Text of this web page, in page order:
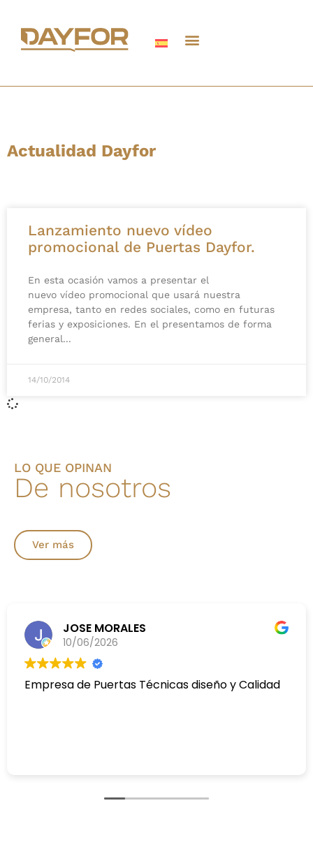
Actualidad Dayfor
Lanzamiento nuevo vídeo
promocional de Puertas Dayfor.
En esta ocasión vamos a presentar el
nuevo vídeo promocional que usará nuestra
empresa, tanto en redes sociales, como en futuras
ferias y exposiciones. En el presentamos de forma
general
14/10/2014
LO QUE OPINAN
De nosotros
Ver más
JOSE MORALES
10/06/2026
Empresa de Puertas Técnicas diseño y Calidad